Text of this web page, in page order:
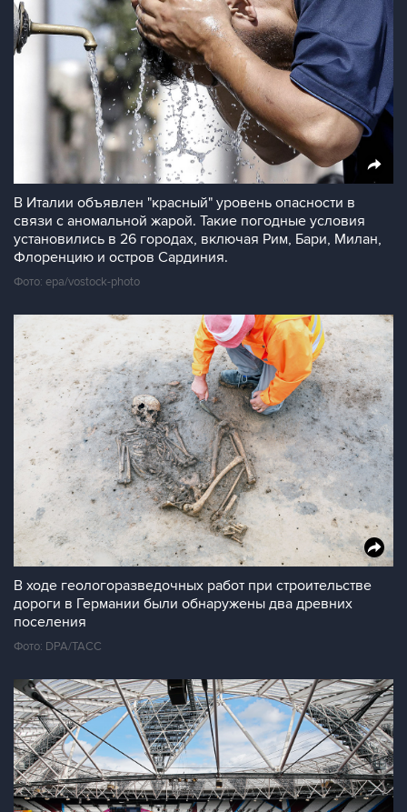
В Италии объявлен "красный" уровень опасности в
связи с аномальной жарой. Такие погодные условия
установились в 26 городах, включая Рим, Бари, Милан,
Флоренцию и остров Сардиния.
Фото: epa/vostock-photo
В ходе геологоразведочных работ при строительстве
дороги в Германии были обнаружены два древних
поселения
Фото: DPA/ТАСС